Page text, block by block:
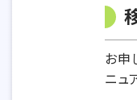
お申
ニュ